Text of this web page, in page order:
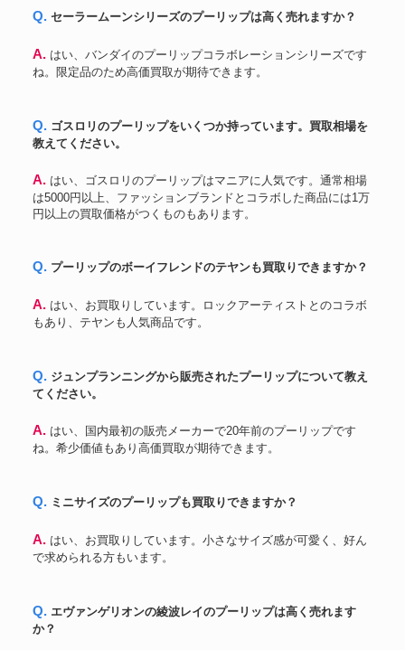
Q. セーラームーンシリーズのプーリップは高く売れますか？
A. はい、バンダイのプーリップコラボレーションシリーズです
ね。限定品のため高価買取が期待できます。
Q. ゴスロリのプーリップをいくつか持っています。買取相場を
教えてください。
A. はい、ゴスロリのプーリップはマニアに人気です。通常相場
は5000円以上、ファッションブランドとコラボした商品には1万
円以上の買取価格がつくものもあります。
Q. プーリップのボーイフレンドのテヤンも買取りできますか？
A. はい、お買取りしています。ロックアーティストとのコラボ
もあり、テヤンも人気商品です。
Q. ジュンプランニングから販売されたプーリップについて教え
てください。
A. はい、国内最初の販売メーカーで20年前のプーリップです
ね。希少価値もあり高価買取が期待できます。
Q. ミニサイズのプーリップも買取りできますか？
A. はい、お買取りしています。小さなサイズ感が可愛く、好ん
で求められる方もいます。
Q. エヴァンゲリオンの綾波レイのプーリップは高く売れます
か？